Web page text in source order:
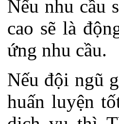
Nếu nhu cầu
cao sẽ là
ứng nhu cầu.
Nếu đội ngũ
huấn luyện